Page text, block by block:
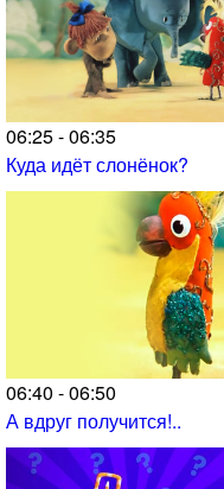
06:25 - 06:35
Куда идёт слонёнок?
06:40 - 06:50
А вдруг получится!..